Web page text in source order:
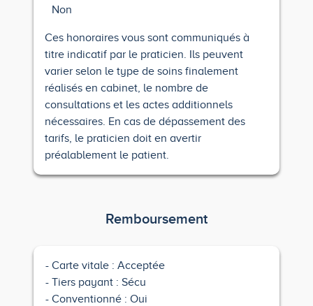
Non
Ces honoraires vous sont communiqués à
titre indicatif par le praticien. Ils peuvent
varier selon le type de soins finalement
réalisés en cabinet, le nombre de
consultations et les actes additionnels
nécessaires. En cas de dépassement des
tarifs, le praticien doit en avertir
préalablement le patient.
Remboursement
Carte vitale : Acceptée
Tiers payant : Sécu
Conventionné : Oui